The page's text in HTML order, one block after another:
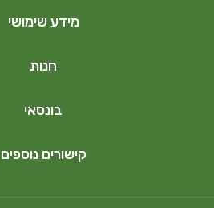
מידע שימושי
חנות
בונסאי
קישורים נוספים